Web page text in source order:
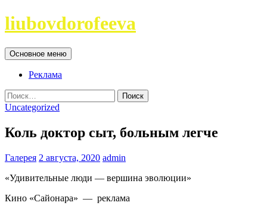
Перейти
к
liubovdorofeeva
Поиск
Основное меню
Реклама
Найти:
Uncategorized
Коль доктор сыт, больным легче
Галерея 2 августа, 2020 admin
«Удивительные люди — вершина эволюции»
Кино «Сайонара» — реклама